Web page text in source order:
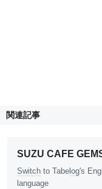
関連記事
SUZU CAFE
Switch to Tabe log's
language